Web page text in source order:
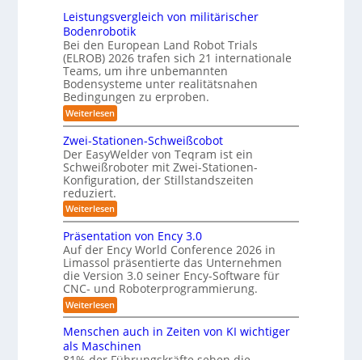
o
b
o
t
e
r
D
-
S
t
e
r
e
o
-
K
a
m
e
r
a
s
y
s
t
e
ü
u
t
t
l
e
-
S
y
s
t
e
f
ü
r
R
e
i
n
r
ä
u
Leistungsvergleich von militärischer
Bodenrobotik
Bei den European Land Robot Trials
(ELROB) 2026 trafen sich 21 internationale
Teams, um ihre unbemannten
Bodensysteme unter realitätsnahen
Bedingungen zu erproben.
Weiterlesen:
L
e
i
s
t
u
g
s
v
e
r
g
l
e
i
c
h
v
o
n
Zwei-Stationen-Schweißcobot
Der EasyWelder von Teqram ist ein
Schweißroboter mit Zwei-Stationen-
Konfiguration, der Stillstandszeiten
reduziert.
Weiterlesen:
Z
w
e
i
-
S
t
a
t
i
o
n
e
Präsentation von Ency 3.0
Auf der Ency World Conference 2026 in
Limassol präsentierte das Unternehmen
die Version 3.0 seiner Ency-Software für
CNC- und Roboterprogrammierung.
Weiterlesen:
P
ä
s
Menschen auch in Zeiten von KI wichtiger
als Maschinen